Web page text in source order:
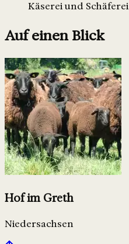
Käserei und Schäferei
Auf einen Blick
Hof im Greth
Niedersachsen